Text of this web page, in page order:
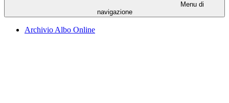
Menu di
navigazione
Archivio Albo Online